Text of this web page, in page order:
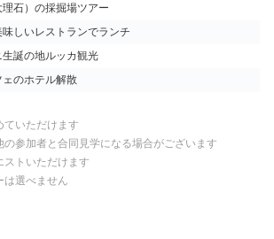
理石）の採掘場ツアー
しいレストランでランチ
生誕の地ルッカ観光
ェのホテル解散
ていただけます
の参加者と合同見学になる場合がございます
ストいただけます
は選べません